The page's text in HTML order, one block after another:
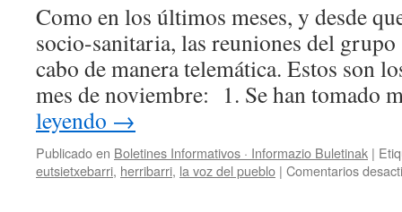
Como en los últimos meses, y desde
socio-sanitaria, las reuniones del grupo
cabo de manera telemática. Estos son
mes de noviembre: 1. Se han tomado
leyendo →
Publicado en Boletines Informativos · Informazio Buletinak |
eutsietxebarri, herribarri, la voz del pueblo | Comentarios